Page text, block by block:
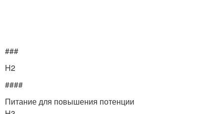
###
H2
####
Питание для повышения потенции